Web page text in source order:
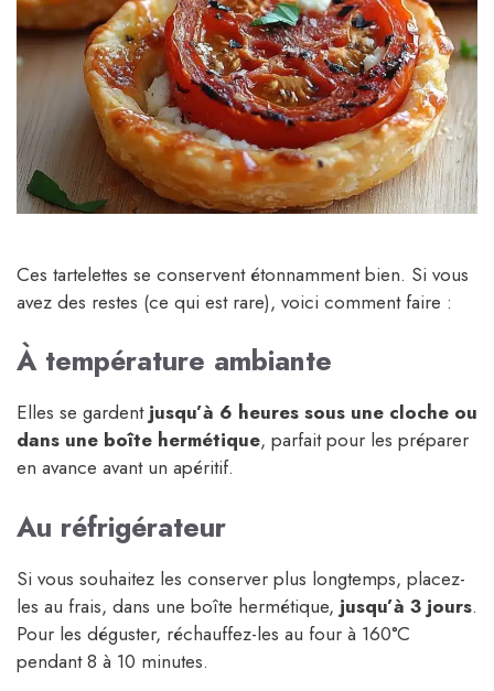
Ces tartelettes se conservent étonnamment bien. Si vous
avez des restes (ce qui est rare), voici comment faire :
À température ambiante
Elles se gardent jusqu’à 6 heures sous une cloche ou
dans une boîte hermétique, parfait pour les préparer
en avance avant un apéritif.
Au réfrigérateur
Si vous souhaitez les conserver plus longtemps, placez-
les au frais, dans une boîte hermétique, jusqu’à 3 jours.
Pour les déguster, réchauffez-les au four à 160°C
pendant 8 à 10 minutes.